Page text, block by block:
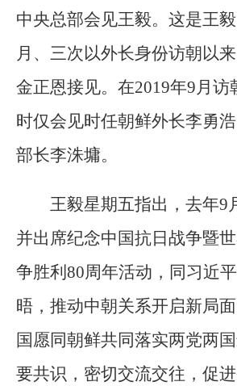
中央总部会见王毅。这是王
月、三次以外长身份访朝以
金正恩接见。在2019年9月访
时仅会见时任朝鲜外长李勇
部长李洙墉。
王毅星期五指出，去年9
并出席纪念中国抗日战争暨
争胜利80周年活动，同习近
晤，推动中朝关系开启新局
国愿同朝鲜共同落实两党两
要共识，密切交流交往，促